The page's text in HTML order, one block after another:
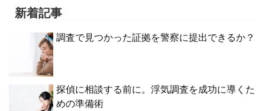
新着記事
調査で見つかった証拠を警察に提出できるか？
探偵に相談する前に。浮気調査を成功に導くた
めの準備術